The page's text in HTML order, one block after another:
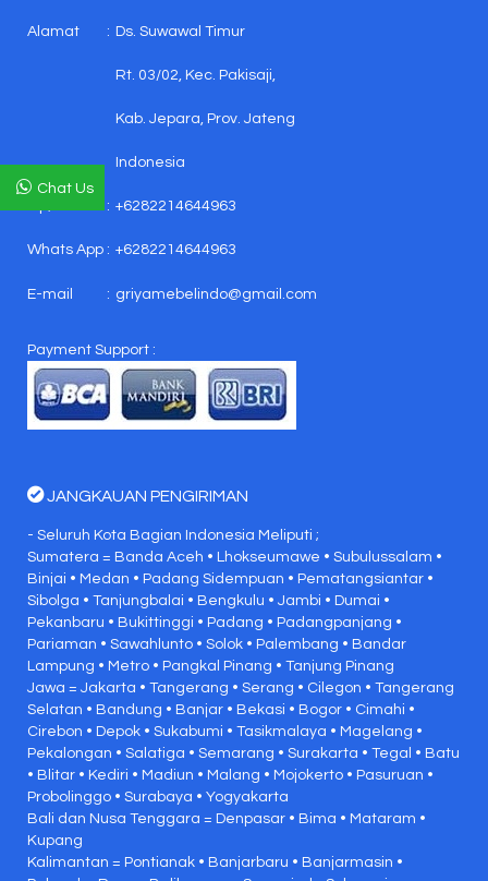
Alamat : Ds. Suwawal Timur
Rt. 03/02, Kec. Pakisaji,
Kab. Jepara, Prov. Jateng
Indonesia
: +6282214644963
Whats App : +6282214644963
E-mail : griyamebelindo@gmail.com
Payment Support :
JANGKAUAN PENGIRIMAN
- Seluruh Kota Bagian Indonesia Meliputi ;
Sumatera = Banda Aceh • Lhokseumawe • Subulussalam •
Binjai • Medan • Padang Sidempuan • Pematangsiantar •
Sibolga • Tanjungbalai • Bengkulu • Jambi • Dumai •
Pekanbaru • Bukittinggi • Padang • Padangpanjang •
Pariaman • Sawahlunto • Solok • Palembang • Bandar
Lampung • Metro • Pangkal Pinang • Tanjung Pinang
Jawa = Jakarta • Tangerang • Serang • Cilegon • Tangerang
Selatan • Bandung • Banjar • Bekasi • Bogor • Cimahi •
Cirebon • Depok • Sukabumi • Tasikmalaya • Magelang •
Pekalongan • Salatiga • Semarang • Surakarta • Tegal • Batu
• Blitar • Kediri • Madiun • Malang • Mojokerto • Pasuruan •
Probolinggo • Surabaya • Yogyakarta
Bali dan Nusa Tenggara = Denpasar • Bima • Mataram •
Kupang
Kalimantan = Pontianak • Banjarbaru • Banjarmasin •
Chat Us